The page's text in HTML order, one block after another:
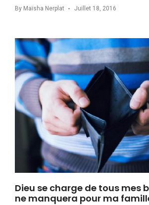
By Maïsha Nerplat Juillet 18, 2016
Dieu se charge de tous mes
ne manquera pour ma